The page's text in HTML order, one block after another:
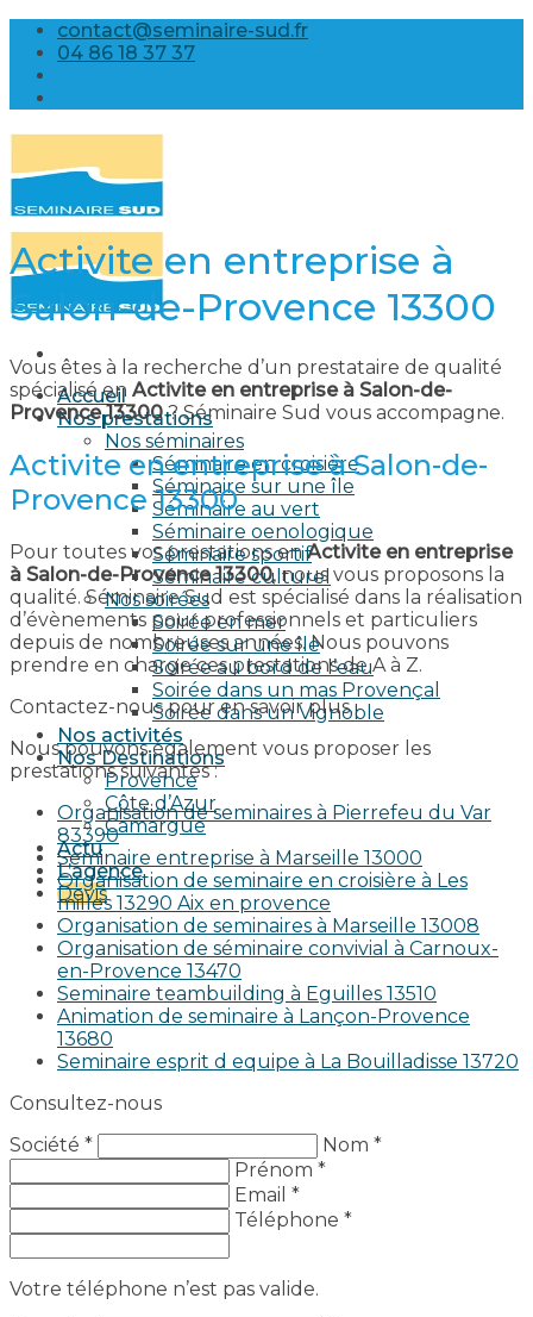
Skip
content
contact@seminaire-sud.fr
04 86 18 37 37
Accueil
Nos prestations
Nos séminaires
Séminaire en croisière
Séminaire sur une île
Séminaire au vert
Séminaire oenologique
Séminaire sportif
Séminaire culturel
Nos soirées
Soirée en mer
Soirée sur une île
Soirée au bord de l’eau
Soirée dans un mas Provençal
Soirée dans un Vignoble
Nos activités
Nos Destinations
Provence
Côte d’Azur
Camargue
Actu
L’agence
Devis
Activite en entreprise à
Salon-de-Provence 13300
Vous êtes à la recherche d’un prestataire de qualité
spécialisé en Activite en entreprise à Salon-de-
Provence 13300? Séminaire Sud vous accompagne.
Activite en entreprise à Salon-de-
Provence 13300
Pour toutes vos prestations enActivite en entreprise
à Salon-de-Provence 13300, nous vous proposons la
qualité. Séminaire Sud est spécialisé dans la réalisation
d’évènements pour professionnels et particuliers
depuis de nombreuses années. Nous pouvons
prendre en charge ces prestations de A à Z.
Contactez-nous pour en savoir plus.
Nous pouvons également vous proposer les
prestations suivantes :
Organisation de seminaires à Pierrefeu du Var
83390
Seminaire entreprise à Marseille 13000
Organisation de seminaire en croisière à Les
milles 13290 Aix en provence​
Organisation de seminaires à Marseille 13008
Organisation de séminaire convivial à Carnoux-
en-Provence 13470
Seminaire teambuilding à Eguilles 13510
Animation de seminaire à Lançon-Provence
13680
Seminaire esprit d equipe à La Bouilladisse 13720
Consultez-nous
Société *
Nom *
Prénom *
Email *
Téléphone *
Votre téléphone n’est pas valide.